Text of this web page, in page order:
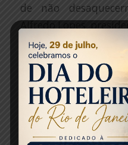
de não
Alfredo Lopes,
Em paralelo, com
assistência aos
multiplicação de
sobre
de saúde,
participado